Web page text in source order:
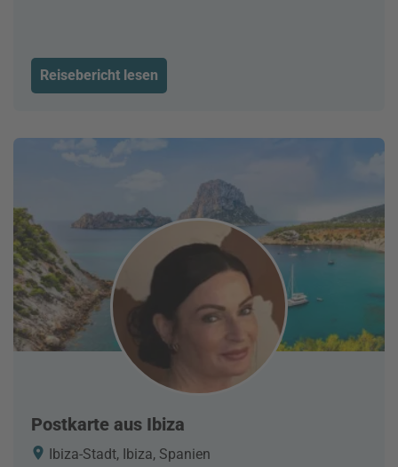
Reisebericht lesen
Postkarte aus Ibiza
Ibiza-Stadt, Ibiza, Spanien